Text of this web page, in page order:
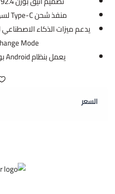
منفذ شحن Type-C لسهولة وسرعة الاستخدام
Mode)
يعمل بنظام Android بواجهة سهلة الاستخدام
السعر